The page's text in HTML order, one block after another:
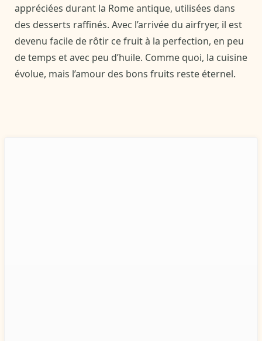
appréciées durant la Rome antique, utilisées dans
des desserts raffinés. Avec l’arrivée du airfryer, il est
devenu facile de rôtir ce fruit à la perfection, en peu
de temps et avec peu d’huile. Comme quoi, la cuisine
évolue, mais l’amour des bons fruits reste éternel.